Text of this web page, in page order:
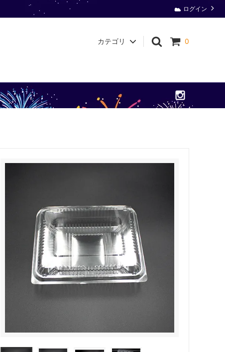
ログイン
0
カテゴリ